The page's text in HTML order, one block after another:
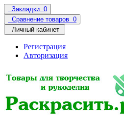
Закладки 0
Сравнение товаров 0
Личный кабинет
Регистрация
Авторизация